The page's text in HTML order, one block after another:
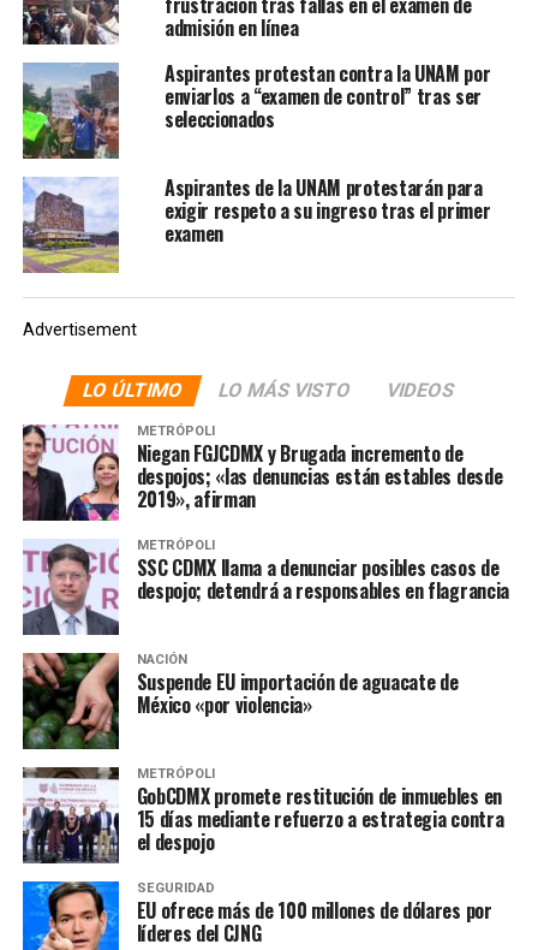
otros dos para medicina crítica. Para el ámbito de la
reumatología se sumaron dos trabajos para este grado,
seguido de anestesiología, donde se destacó la
importancia del protocolo de intubación y extubación a
pacientes con Covid-19.
Asimismo, hubo una tesis para obtener el título en
imagenología diagnóstica y terapéutica y una más para
la especialidad de cardiología, así como otro trabajo
recepcional para la cirugía cardiotorácica.
A estos trabajos recepcionales para especialidades, se
para el Covid-19, sobre la automatización y habilidades
competentes, para obtener el título de Licenciado en
Ingeniería Industrial.
NOTAS RELACIONADAS: ALUMNOS
UNIVERSIDAD NACIONAL AUTÓNOMA DE MÉXICO
SIGUIENTE
IMSS presenta Convenio Covid para reforzar zonas con
más demanda
NO TE PIERDAS
Doctora que denunció «gandallismo» ya no trabajaba en
área Covid desde octubre: IMSS
admisión en línea
Aspirantes protestan contra la UNAM por
enviarlos a “examen de control” tras ser
seleccionados
Aspirantes de la UNAM protestarán para
exigir respeto a su ingreso tras el primer
examen
Advertisement
LO ÚLTIMO LO MÁS VISTO VIDEOS
METRÓPOLI
Niegan FGJCDMX y Brugada incremento de
despojos; «las denuncias están estables desde
2019», afirman
METRÓPOLI
SSC CDMX llama a denunciar posibles casos de
despojo; detendrá a responsables en flagrancia
NACIÓN
Suspende EU importación de aguacate de
México «por violencia»
METRÓPOLI
GobCDMX promete restitución de inmuebles en
15 días mediante refuerzo a estrategia contra
el despojo
SEGURIDAD
EU ofrece más de 100 millones de dólares por
líderes del CJNG